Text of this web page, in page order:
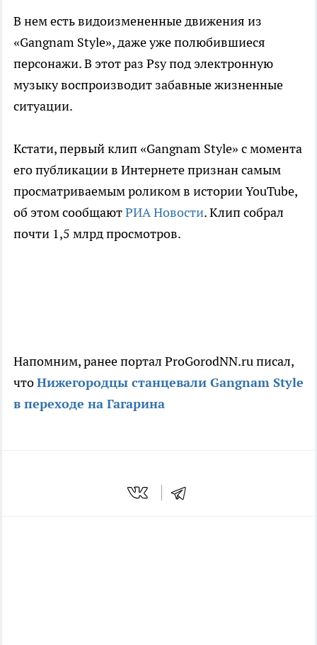
В нем есть видоизмененные движения из
«Gangnam Style», даже уже полюбившиеся
персонажи. В этот раз Psy под электронную
музыку воспроизводит забавные жизненные
ситуации.
Кстати, первый клип «Gangnam Style» с момента
его публикации в Интернете признан самым
просматриваемым роликом в истории YouTube,
об этом сообщаютРИА Новости. Клип собрал
почти 1,5 млрд просмотров.
Напомним, ранее портал ProGorodNN.ru писал,
чтоНижегородцы станцевали Gangnam Style
в переходе на Гагарина